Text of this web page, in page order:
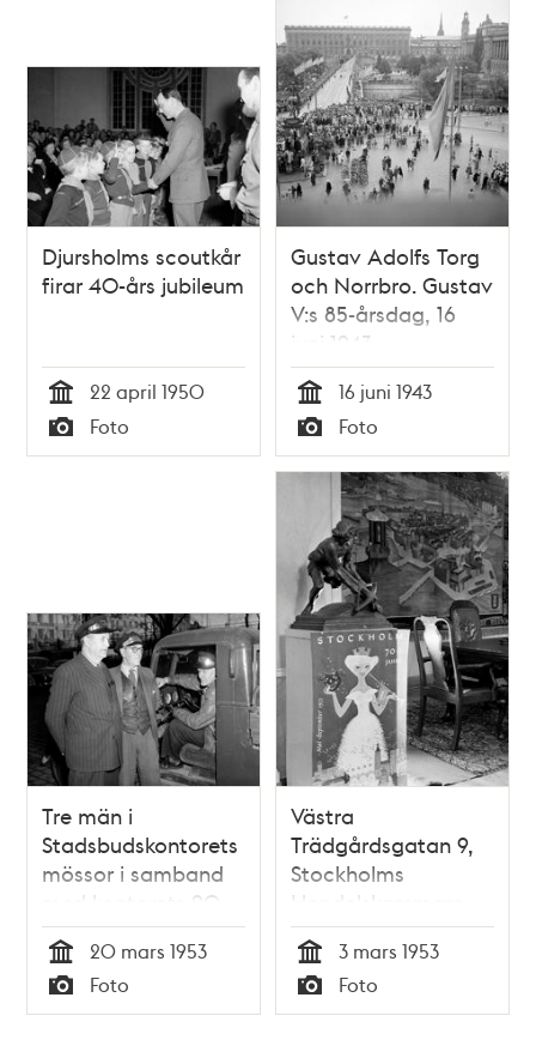
Djursholms scoutkår
firar 40-års jubileum
Tid
22 april 1950
Typ
Foto
Gustav Adolfs Torg
och Norrbro. Gustav
V:s 85-årsdag, 16
juni 1943
Tid
16 juni 1943
Typ
Foto
Tre män i
Stadsbudskontorets
mössor i samband
med kontorets 90-
års jubileum
Tid
20 mars 1953
Typ
Foto
Västra
Trädgårdsgatan 9,
Stockholms
Handelskammare.
Affisch framtagen
för Stockholms
700-års jubileum.
Skulpturen
Tid
3 mars 1953
Typ
Foto